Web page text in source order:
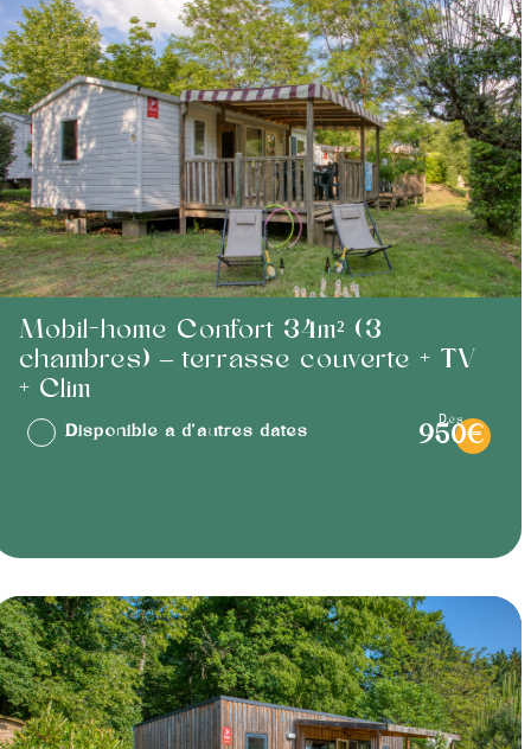
Mobil-home Confort 34m² (3
chambres) – terrasse couverte + TV
+ Clim
Disponible à d'autres dates
dès
950€